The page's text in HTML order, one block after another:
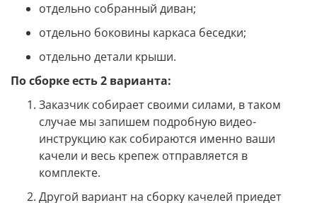
отдельно собранный диван;
отдельно боковины каркаса беседки;
отдельно детали крыши.
По сборке есть 2 варианта:
Заказчик собирает своими силами, в таком
случае мы запишем подробную видео-
инструкцию как собираются именно ваши
качели и весь крепеж отправляется в
комплекте.
Другой вариант на сборку качелей приедет